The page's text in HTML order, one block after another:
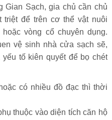
Gian Sạch, gia chủ cần chủ
triệt để trên cơ thể vật nuôi
vòng cổ chuyên dụng.
vệ sinh nhà cửa sạch sẽ,
tố kiên quyết để bọ chét
có nhiều đồ đạc thì thời
thuộc vào diện tích căn hộ